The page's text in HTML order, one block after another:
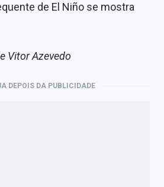
de El Niño se mostra
Vitor Azevedo
DEPOIS DA PUBLICIDADE